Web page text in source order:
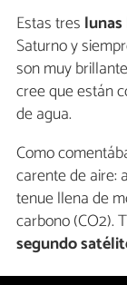
Estas tres
Saturno y
son muy
cree que están
de agua.
Como
carente de aire:
tenue llena de
carbono (CO2).
segundo